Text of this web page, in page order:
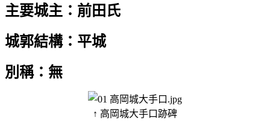
主要城主：前田氏
城郭結構：平城
別稱：無
↑ 高岡城大手口跡碑